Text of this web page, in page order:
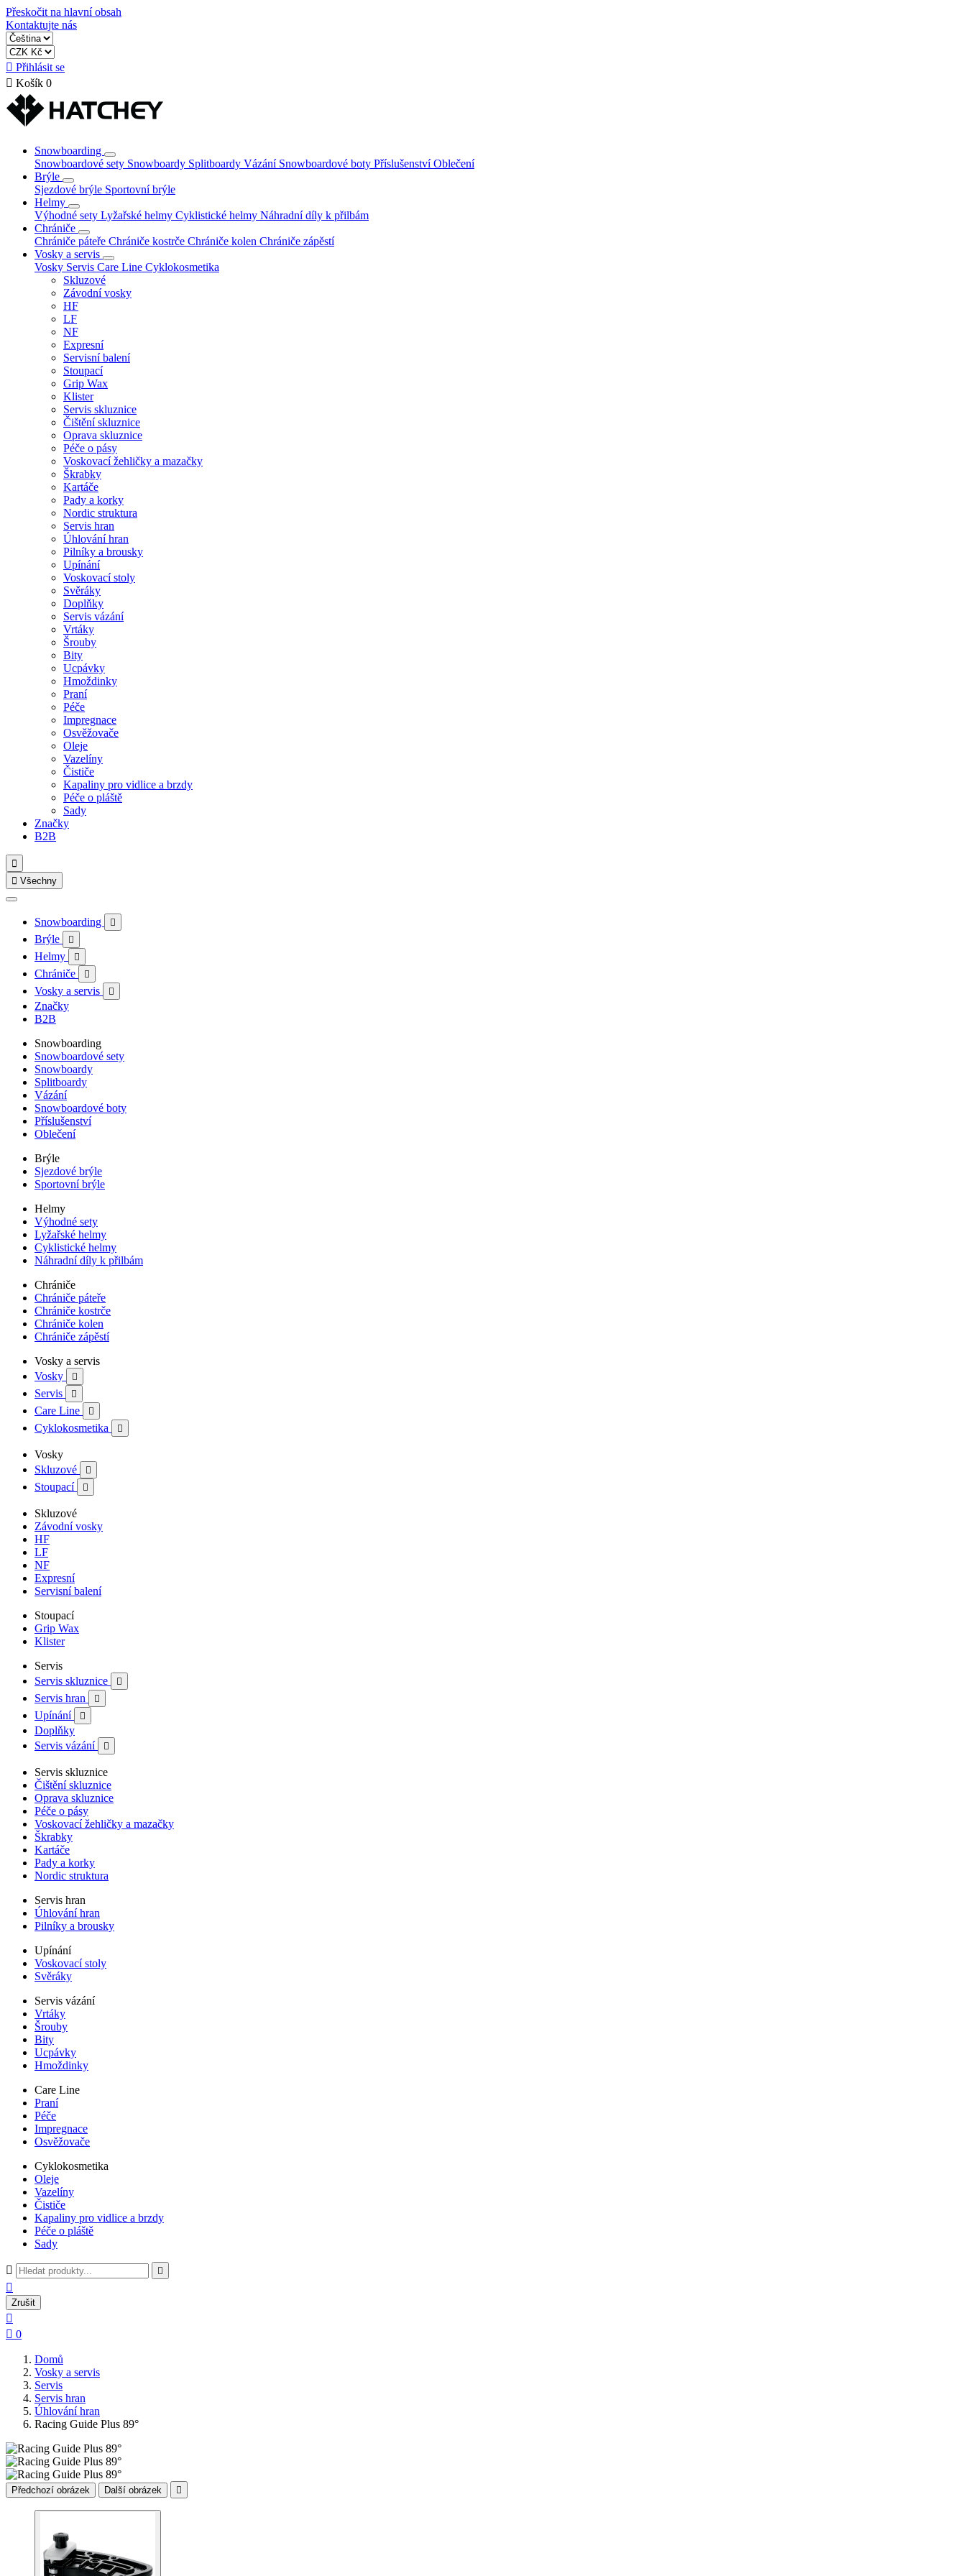
Přeskočit na hlavní obsah
Kontaktujte nás
 Přihlásit se
 Košík 0
Snowboarding
Snowboardové sety Snowboardy Splitboardy Vázání Snowboardové boty PříslušenstvíOblečení
Brýle
Sjezdové brýle Sportovní brýle
Helmy
Výhodné sety Lyžařské helmy Cyklistické helmy Náhradní díly k přilbám
Chrániče
Chrániče páteře Chrániče kostrče Chrániče kolen Chrániče zápěstí
Vosky a servis
Vosky Servis Care Line Cyklokosmetika
Skluzové
Závodní vosky
HF
LF
NF
Expresní
Servisní balení
Stoupací
Grip Wax
Klister
Servis skluznice
Čištění skluznice
Oprava skluznice
Péče o pásy
Voskovací žehličky a mazačky
Škrabky
Kartáče
Pady a korky
Nordic struktura
Servis hran
Úhlování hran
Pilníky a brousky
Upínání
Voskovací stoly
Svěráky
Doplňky
Servis vázání
Vrtáky
Šrouby
Bity
Ucpávky
Hmoždinky
Praní
Péče
Impregnace
Osvěžovače
Oleje
Vazelíny
Čističe
Kapaliny pro vidlice a brzdy
Péče o pláště
Sady
Značky
B2B

 Všechny
Snowboarding 
Brýle 
Helmy 
Chrániče 
Vosky a servis 
Značky
B2B
Snowboarding
Snowboardové sety
Snowboardy
Splitboardy
Vázání
Snowboardové boty
Příslušenství
Oblečení
Brýle
Sjezdové brýle
Sportovní brýle
Helmy
Výhodné sety
Lyžařské helmy
Cyklistické helmy
Náhradní díly k přilbám
Chrániče
Chrániče páteře
Chrániče kostrče
Chrániče kolen
Chrániče zápěstí
Vosky a servis
Vosky

Servis 
Care Line 
Cyklokosmetika 
Vosky
Skluzové

Stoupací 
Skluzové
Závodní vosky
HF
LF
NF
Expresní
Servisní balení
Stoupací
Grip Wax
Klister
Servis
Servis skluznice

Servis hran 
Upínání 
Doplňky
Servis vázání

Servis skluznice
Čištění skluznice
Oprava skluznice
Péče o pásy
Voskovací žehličky a mazačky
Škrabky
Kartáče
Pady a korky
Nordic struktura
Servis hran
Úhlování hran
Pilníky a brousky
Upínání
Voskovací stoly
Svěráky
Servis vázání
Vrtáky
Šrouby
Bity
Ucpávky
Hmoždinky
Care Line
Praní
Péče
Impregnace
Osvěžovače
Cyklokosmetika
Oleje
Vazelíny
Čističe
Kapaliny pro vidlice a brzdy
Péče o pláště
Sady
 

Zrušit

 0
Domů
Vosky a servis
Servis
Servis hran
Úhlování hran
Racing Guide Plus 89°
Předchozí obrázek Další obrázek 